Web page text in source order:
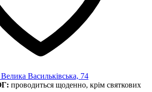
відповідальні за контактування з
укладення договорів
жестову мову
мова для поліцейських"
Васильківська, 74
проводиться щоденно, крім святкових